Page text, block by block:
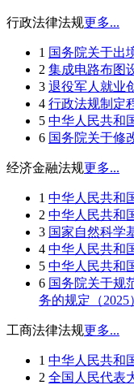
行政法律法规更多...
1 国务院关于出
2 集成电路布图
3 退役军人就业
4 行政法规制定
5 中华人民共和
6 国务院关于修
经济金融法规更多...
1 中华人民共和
2 中华人民共和
3 国家自然科学
4 中华人民共和
5 中华人民共和
6 国务院关于规
务的规定（2025
工商法律法规更多...
1 中华人民共和
2 全国人民代表